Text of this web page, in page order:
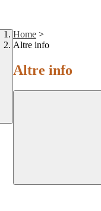
Home >
Altre info
Altre info